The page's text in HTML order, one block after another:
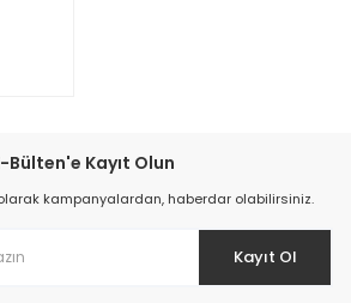
Bülten'e Kayıt Olun
kampanyalardan, haberdar olabilirsiniz.
Kayıt Ol